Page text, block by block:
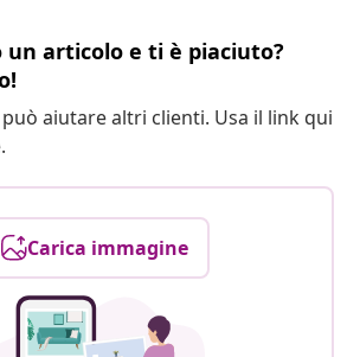
un articolo e ti è piaciuto?
aiutare altri clienti. Usa il link qui
Carica immagine